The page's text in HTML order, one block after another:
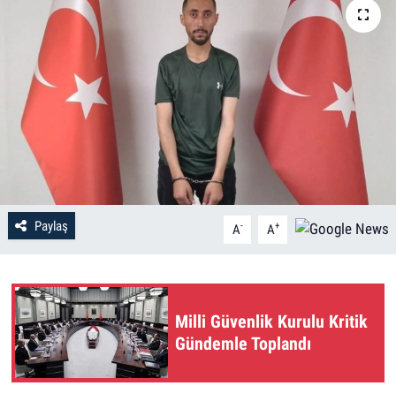
Paylaş A- A+
Milli Güvenlik Kurulu Kritik
Gündemle Toplandı